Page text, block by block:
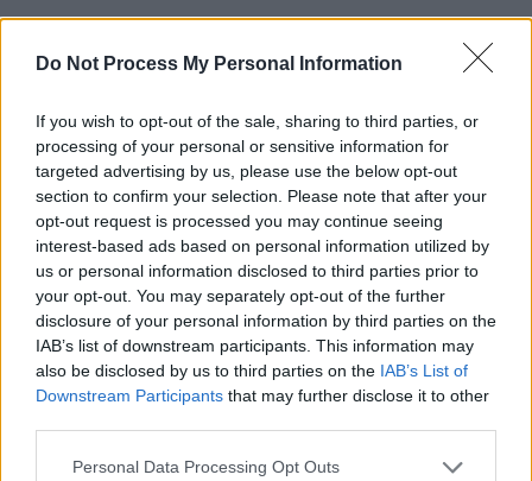
Do Not Process My Personal Information
If you wish to opt-out of the sale, sharing to third parties, or
processing of your personal or sensitive information for
targeted advertising by us, please use the below opt-out
section to confirm your selection. Please note that after your
opt-out request is processed you may continue seeing
interest-based ads based on personal information utilized by
us or personal information disclosed to third parties prior to
your opt-out. You may separately opt-out of the further
disclosure of your personal information by third parties on the
IAB’s list of downstream participants. This information may
also be disclosed by us to third parties on the IAB’s List of
Downstream Participants that may further disclose it to other
Personal Data Processing Opt Outs
Optikid proposent une grande variété de modèles dans les produits
pensés pour le quotidien des enfants, car comme le dit Dr Orssaud
« Les lunettes d’enfant sont des lunettes particulières, pas des
“petites” lunettes d’adulte. »
À partir de 2 à 3 ans, impliquer l’enfant dans le choix de ses
lunettes devient essentiel pour favoriser l’adhésion et éviter les
refus :« Notre but, c’est de lui trouver un équipement parfaitement
adapté, avec lequel il se sente à la fois confortable et à l’aise
visuellement. C’est très important de venir chez un opticien